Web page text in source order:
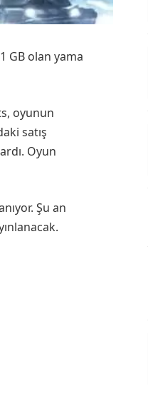
GB olan yama
oyunun
satış
Oyun
Şu an